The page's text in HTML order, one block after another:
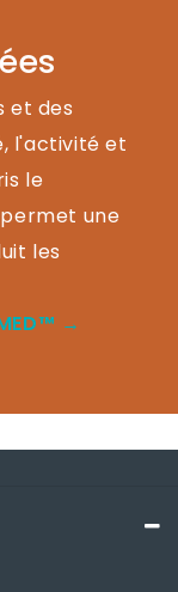
et des
l'activité et
le
une
les
→